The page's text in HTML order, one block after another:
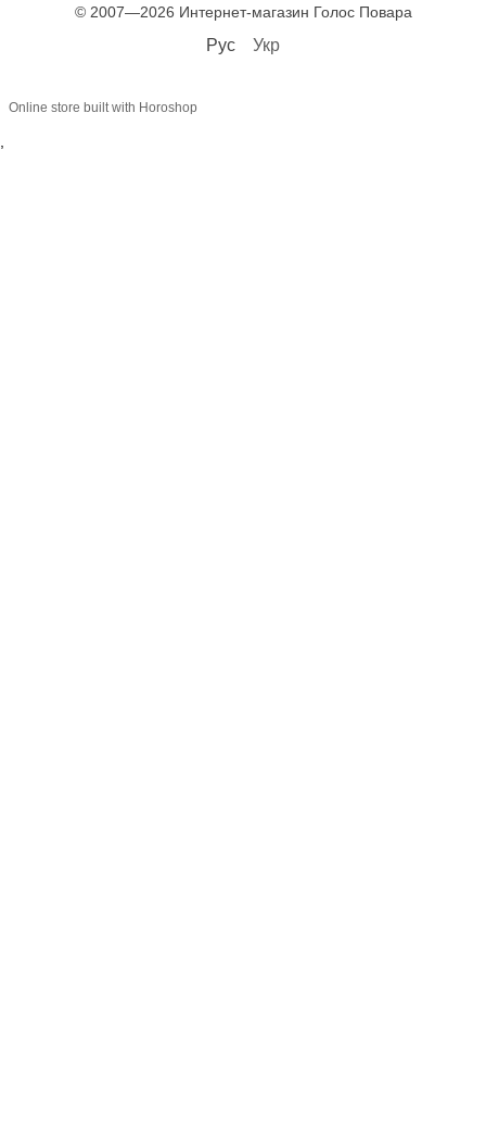
© 2007—2026 Интернет-магазин Голос Повара
Рус Укр
Online store built with Horoshop